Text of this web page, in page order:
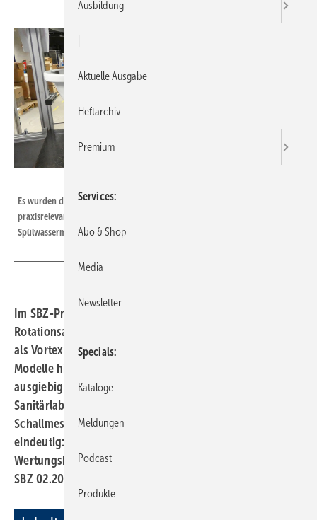
Es wurden drei Testfelder bespielt: 1) klassisch nach DIN EN 997, 2)
praxisrelevante Zusatztests und 3) weiterführende Tests mit reduzierter
Spülwassermenge.
Im SBZ-Praxistest 2025 standen Keramiken mit
Rotationsausspülung auf dem Prüfstand. Auch bekannt
als Vortex-, Wirbel- oder Drehspüler wurden zehn
Modelle hinsichtlich Ausspülqualität und Hygiene
ausgiebig getestet. Zum Einsatz kamen dabei im
Sanitärlabor der Hochschule Esslingen u. a. ein
Schallmessgerät und Tischtennisbälle. Das Ergebnis ist
eindeutig: Alle getesteten WCs bewegen sich im
Wertungsbereich gut bis sehr gut (siehe Bericht in der
SBZ 02.2025). Aber was sagen die Hersteller selbst dazu?
Ausbildung
Aktuelle Ausgabe
Heftarchiv
Premium
Services
Abo & Shop
Media
Newsletter
Specials
Kataloge
Meldungen
Podcast
Produkte